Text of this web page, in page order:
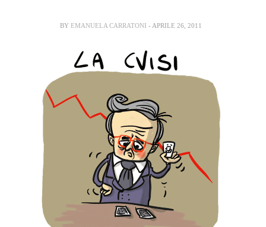
BY EMANUELA CARRATONI- APRILE 26, 2011